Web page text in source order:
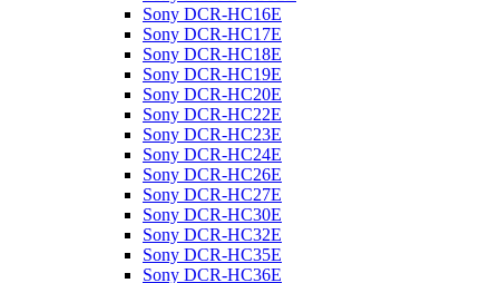
Sony DCR-HC16E
Sony DCR-HC17E
Sony DCR-HC18E
Sony DCR-HC19E
Sony DCR-HC20E
Sony DCR-HC22E
Sony DCR-HC23E
Sony DCR-HC24E
Sony DCR-HC26E
Sony DCR-HC27E
Sony DCR-HC30E
Sony DCR-HC32E
Sony DCR-HC35E
Sony DCR-HC36E